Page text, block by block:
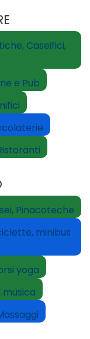
Caseifici,
e Pub
Pinacoteche
minibus
yoga